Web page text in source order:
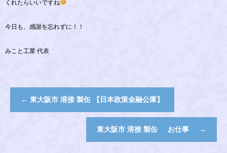
くれたらいいですね
今日も、感謝を忘れずに！！
みこと工業 代表
← 東大阪市 溶接 製缶 【日本政策金融公庫】
東大阪市 溶接 製缶 お仕事 →